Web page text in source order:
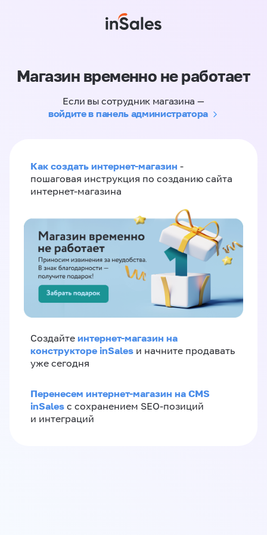
Магазин временно не работает
Если вы сотрудник магазина —
войдите в панель администратора
Как создать интернет-магазин -
пошаговая инструкция по созданию сайта
интернет-магазина
Создайте интернет-магазин на
конструкторе inSales и начните продавать
уже сегодня
Перенесем интернет-магазин на CMS
inSales с сохранением SEO-позиций
и интеграций